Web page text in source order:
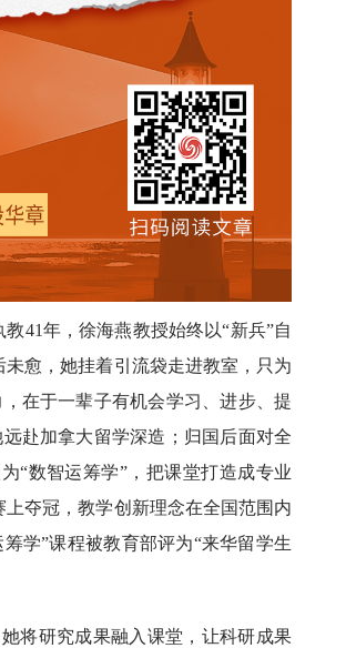
41年，徐海燕教授始终以“新兵”自
愈，她挂着引流袋走进教室，只为
在于一辈子有机会学习、进步、提
赴加拿大留学深造；归国后面对全
“数智运筹学”，把课堂打造成专业
夺冠，教学创新理念在全国范围内
学”课程被教育部评为“来华留学生
将研究成果融入课堂，让科研成果